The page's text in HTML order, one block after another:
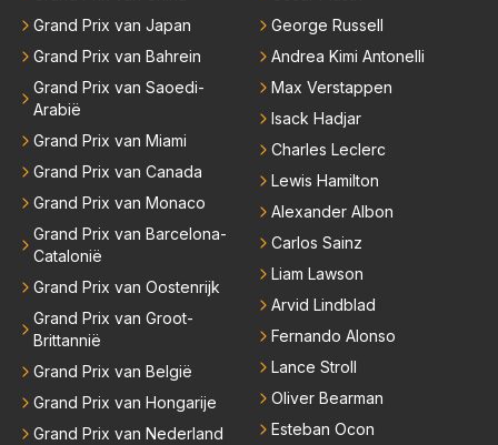
Grand Prix van Japan
Grand Prix van Bahrein
Grand Prix van Saoedi-
Arabië
Grand Prix van Miami
Grand Prix van Canada
Grand Prix van Monaco
Grand Prix van Barcelona-
Catalonië
Grand Prix van Oostenrijk
Grand Prix van Groot-
Brittannië
Grand Prix van België
Grand Prix van Hongarije
Grand Prix van Nederland
George Russell
Andrea Kimi Antonelli
Max Verstappen
Isack Hadjar
Charles Leclerc
Lewis Hamilton
Alexander Albon
Carlos Sainz
Liam Lawson
Arvid Lindblad
Fernando Alonso
Lance Stroll
Oliver Bearman
Esteban Ocon